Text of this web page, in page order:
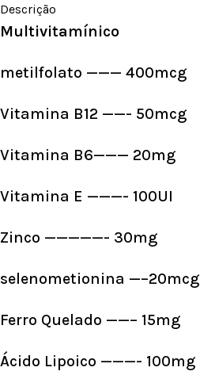
Descrição
Multivitamínico
metilfolato ——— 400mcg
Vitamina B12 ——- 50mcg
Vitamina B6——— 20mg
Vitamina E ———- 100UI
Zinco —————- 30mg
selenometionina —–20mcg
Ferro Quelado ——– 15mg
Ácido Lipoico ———- 100mg